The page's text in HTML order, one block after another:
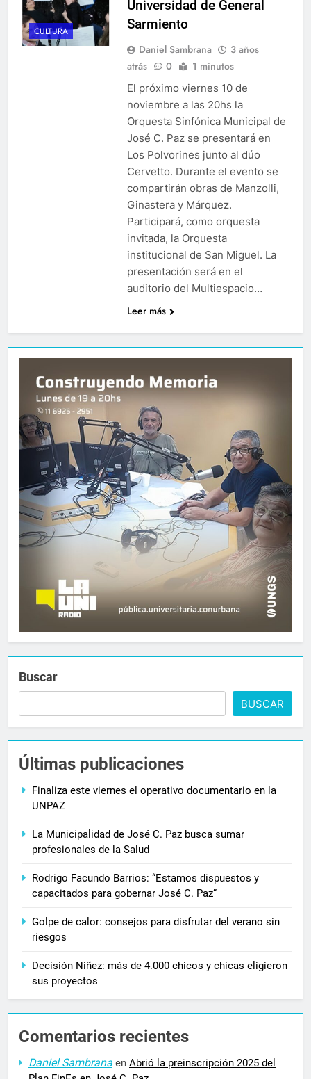
CULTURA
Universidad de General
Sarmiento
Daniel Sambrana
3 años
atrás
0 1 minutos
El próximo viernes 10 de
noviembre a las 20hs la
Orquesta Sinfónica Municipal de
José C. Paz se presentará en
Los Polvorines junto al dúo
Cervetto. Durante el evento se
compartirán obras de Manzolli,
Ginastera y Márquez.
Participará, como orquesta
invitada, la Orquesta
institucional de San Miguel. La
presentación será en el
auditorio del Multiespacio…
Leer más
Buscar
BUSCAR
Últimas publicaciones
Finaliza este viernes el operativo documentario en la
UNPAZ
La Municipalidad de José C. Paz busca sumar
profesionales de la Salud
Rodrigo Facundo Barrios: “Estamos dispuestos y
capacitados para gobernar José C. Paz”
Golpe de calor: consejos para disfrutar del verano sin
riesgos
Decisión Niñez: más de 4.000 chicos y chicas eligieron
sus proyectos
Comentarios recientes
Daniel Sambrana en Abrió la preinscripción 2025 del